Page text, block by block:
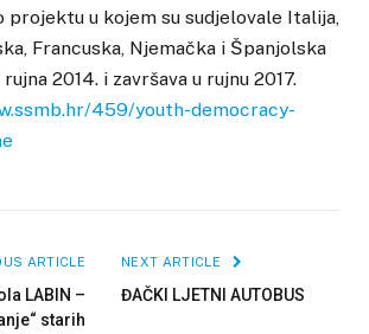
projektu u kojem su sudjelovale Italija,
Francuska, Njemačka i Španjolska
2014. i završava u rujnu 2017.
459/youth-democracy-
ARTICLE
LABIN –
starih
NEXT ARTICLE
ĐAČKI LJETNI AUTOBUS